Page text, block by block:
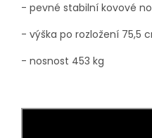
- pevné stabilní kovové
- výška po rozložení 75,5
- nosnost 453 kg